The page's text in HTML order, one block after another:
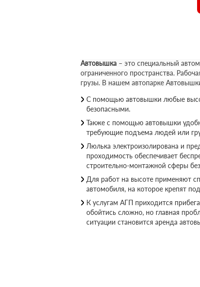
Автовышка – это специальный
ограниченного пространства.
грузы. В нашем автопарке
С помощью автовышки любые
безопасными.
Также с помощью автовышки
требующие подъема людей или
Люлька электроизолирована и
проходимость обеспечивает
строительно-монтажной сферы без
Для работ на высоте применяют
автомобиля, на которое крепят
К услугам АГП приходится
обойтись сложно, но главная
ситуации становится аренда